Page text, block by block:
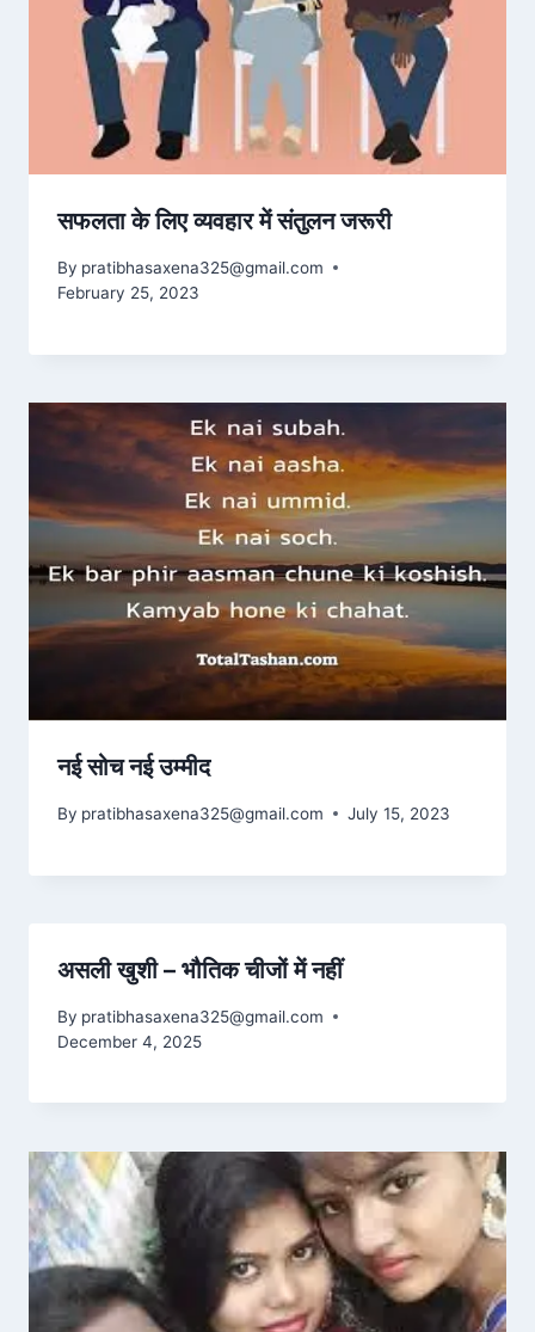
सफलता के लिए व्यवहार में संतुलन जरूरी
By pratibhasaxena325@gmail.com
February 25, 2023
नई सोच नई उम्मीद
By pratibhasaxena325@gmail.com July 15, 2023
असली खुशी – भौतिक चीजों में नहीं
By pratibhasaxena325@gmail.com
December 4, 2025